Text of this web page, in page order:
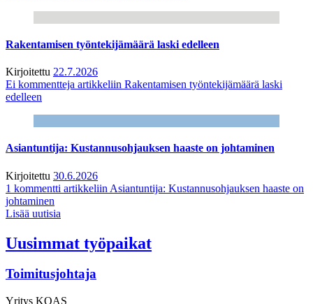
Rakentamisen työntekijämäärä laski edelleen
Kirjoitettu 22.7.2026
Ei kommentteja artikkeliin Rakentamisen työntekijämäärä laski
edelleen
Asiantuntija: Kustannusohjauksen haaste on johtaminen
Kirjoitettu 30.6.2026
1 kommentti artikkeliin Asiantuntija: Kustannusohjauksen haaste on
johtaminen
Lisää uutisia
Uusimmat työpaikat
Toimitusjohtaja
Yritys KOAS